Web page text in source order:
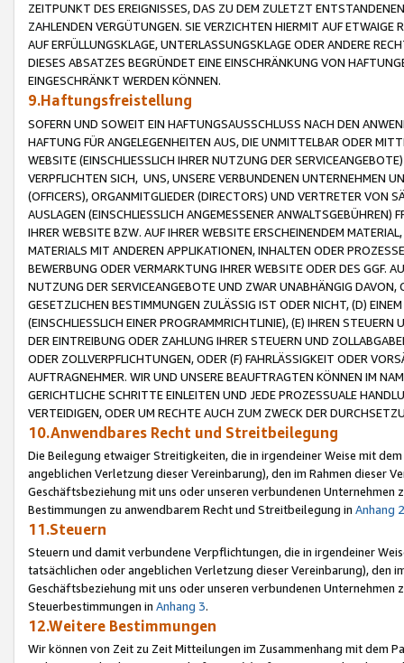
ZEITPUNKT DES EREIGNISSES, DAS ZU DEM ZULETZT
ZAHLENDEN VERGÜTUNGEN. SIE VERZICHTEN HIERMIT AUF
AUF ERFÜLLUNGSKLAGE, UNTERLASSUNGSKLAGE ODER ANDERE
DIESES ABSATZES BEGRÜNDET EINE EINSCHRÄNKUNG VON
EINGESCHRÄNKT WERDEN KÖNNEN.
9.Haftungsfreistellung
SOFERN UND SOWEIT EIN HAFTUNGSAUSSCHLUSS NACH DEN
HAFTUNG FÜR ANGELEGENHEITEN AUS, DIE UNMITTELBAR ODER
WEBSITE (EINSCHLIESSLICH IHRER NUTZUNG DER
VERPFLICHTEN SICH, UNS, UNSERE VERBUNDENEN UNTERNEHMEN
(OFFICERS), ORGANMITGLIEDER (DIRECTORS) UND VERTRETER VON
AUSLAGEN (EINSCHLIESSLICH ANGEMESSENER
IHRER WEBSITE BZW. AUF IHRER WEBSITE ERSCHEINENDEM
MATERIALS MIT ANDEREN APPLIKATIONEN, INHALTEN ODER
BEWERBUNG ODER VERMARKTUNG IHRER WEBSITE ODER DES GGF.
NUTZUNG DER SERVICEANGEBOTE UND ZWAR UNABHÄNGIG
GESETZLICHEN BESTIMMUNGEN ZULÄSSIG IST ODER NICHT, (D)
(EINSCHLIESSLICH EINER PROGRAMMRICHTLINIE), (E) IHREN
DER EINTREIBUNG ODER ZAHLUNG IHRER STEUERN UND
ODER ZOLLVERPFLICHTUNGEN, ODER (F) FAHRLÄSSIGKEIT ODER
AUFTRAGNEHMER. WIR UND UNSERE BEAUFTRAGTEN KÖNNEN IM
GERICHTLICHE SCHRITTE EINLEITEN UND JEDE PROZESSUALE
VERTEIDIGEN, ODER UM RECHTE AUCH ZUM ZWECK DER
10.Anwendbares Recht und Streitbeilegung
Die Beilegung etwaiger Streitigkeiten, die in irgendeiner Weise mit
angeblichen Verletzung dieser Vereinbarung), den im Rahmen dieser
Geschäftsbeziehung mit uns oder unseren verbundenen
Bestimmungen zu anwendbarem Recht und Streitbeilegung in Anhang 2
11.Steuern
Steuern und damit verbundene Verpflichtungen, die in irgendeiner
tatsächlichen oder angeblichen Verletzung dieser Vereinbarung), den
Geschäftsbeziehung mit uns oder unseren verbundenen
Steuerbestimmungen in Anhang 3.
12.Weitere Bestimmungen
Wir können von Zeit zu Zeit Mitteilungen im Zusammenhang mit dem